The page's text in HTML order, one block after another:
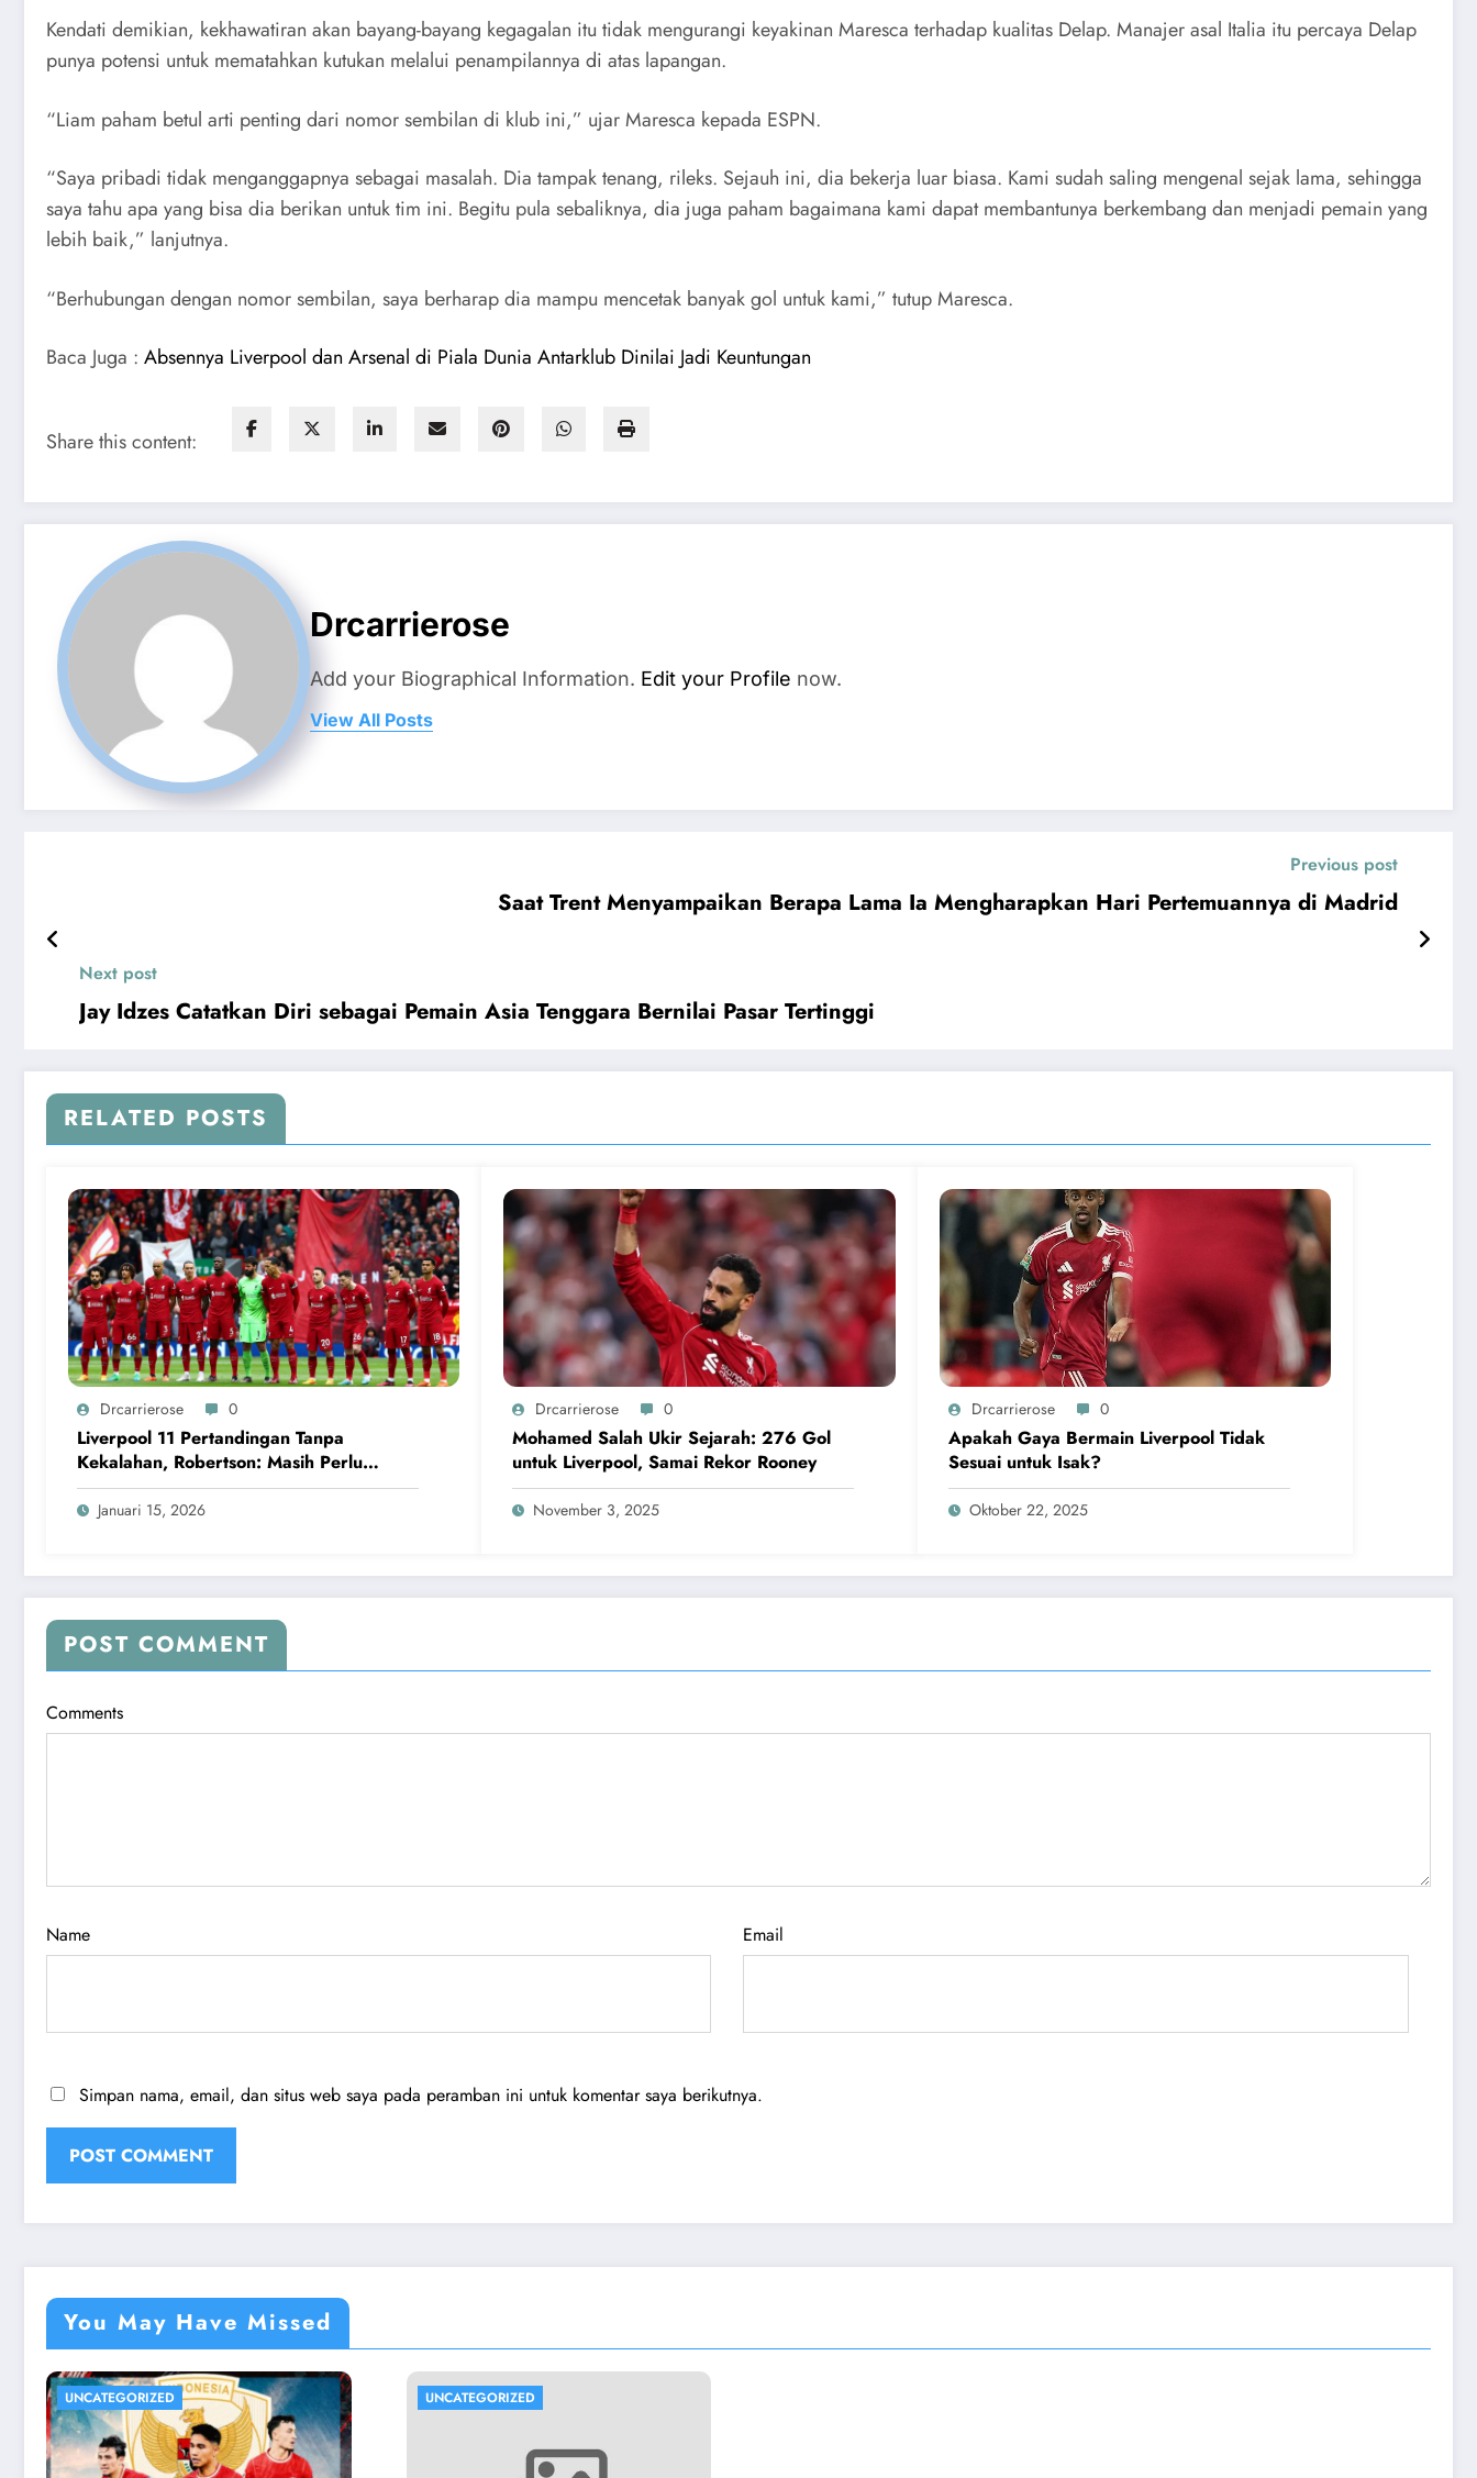
Kendati demikian, kekhawatiran akan bayang-bayang kegagalan itu tidak mengurangi keyakinan Maresca terhadap kualitas Delap. Manajer asal Italia itu percaya Delap
punya potensi untuk mematahkan kutukan melalui penampilannya di atas lapangan.
“Liam paham betul arti penting dari nomor sembilan di klub ini,” ujar Maresca kepada ESPN.
“Saya pribadi tidak menganggapnya sebagai masalah. Dia tampak tenang, rileks. Sejauh ini, dia bekerja luar biasa. Kami sudah saling mengenal sejak lama, sehingga
saya tahu apa yang bisa dia berikan untuk tim ini. Begitu pula sebaliknya, dia juga paham bagaimana kami dapat membantunya berkembang dan menjadi pemain yang
lebih baik,” lanjutnya.
“Berhubungan dengan nomor sembilan, saya berharap dia mampu mencetak banyak gol untuk kami,” tutup Maresca.
Baca Juga : Absennya Liverpool dan Arsenal di Piala Dunia Antarklub Dinilai Jadi Keuntungan
Share this content:
Drcarrierose
Add your Biographical Information. Edit your Profile now.
View All Posts
Previous post
Saat Trent Menyampaikan Berapa Lama Ia Mengharapkan Hari Pertemuannya di Madrid
Next post
Jay Idzes Catatkan Diri sebagai Pemain Asia Tenggara Bernilai Pasar Tertinggi
RELATED POSTS
Drcarrierose 0
Liverpool 11 Pertandingan Tanpa
Kekalahan, Robertson: Masih Perlu
Perbaikan
Januari 15, 2026
Drcarrierose 0
Mohamed Salah Ukir Sejarah: 276 Gol
untuk Liverpool, Samai Rekor Rooney
November 3, 2025
Drcarrierose 0
Apakah Gaya Bermain Liverpool Tidak
Sesuai untuk Isak?
Oktober 22, 2025
POST COMMENT
Comments
Name Email
Simpan nama, email, dan situs web saya pada peramban ini untuk komentar saya berikutnya.
You May Have Missed
UNCATEGORIZED UNCATEGORIZED